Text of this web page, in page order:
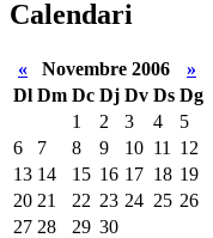
Calendari
« Novembre 2006
»
Dl Dm Dc Dj Dv Ds Dg
1
2 3 4
5
6
7 8 9 10 11
12
13 14 15 16 17 18 19
20 21 22 23 24 25 26
27 28 29 30